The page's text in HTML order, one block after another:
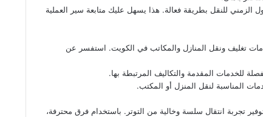
للنقل بطريقة فعالة. هذا يسهل عليك متابعة سير العملية
تغليف ونقل المنازل والمكاتب في الكويت. استفسر عن
للخدمات المقدمة والتكاليف المرتبطة بها.
المناسبة لنقل المنزل أو المكتب.
تجربة انتقال سلسة وخالية من التوتر. باستخدام فرق محترفة،